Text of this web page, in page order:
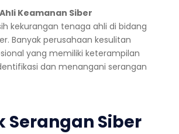
Keamanan Siber
kekurangan tenaga ahli di bidang
Banyak perusahaan kesulitan
yang memiliki keterampilan
dan menangani serangan
Serangan Siber